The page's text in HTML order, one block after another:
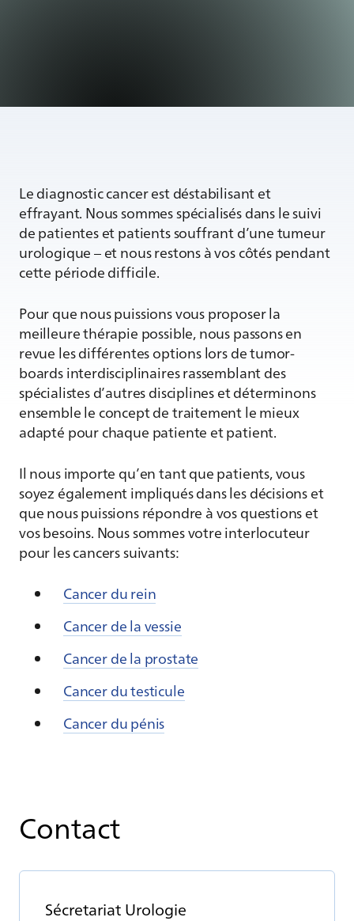
Le diagnostic cancer est déstabilisant et
effrayant. Nous sommes spécialisés dans le suivi
de patientes et patients souffrant d’une tumeur
urologique – et nous restons à vos côtés pendant
cette période difficile.
Pour que nous puissions vous proposer la
meilleure thérapie possible, nous passons en
revue les différentes options lors de tumor-
boards interdisciplinaires rassemblant des
spécialistes d’autres disciplines et déterminons
ensemble le concept de traitement le mieux
adapté pour chaque patiente et patient.
Il nous importe qu’en tant que patients, vous
soyez également impliqués dans les décisions et
que nous puissions répondre à vos questions et
vos besoins. Nous sommes votre interlocuteur
pour les cancers suivants:
Cancer du rein
Cancer de la vessie
Cancer de la prostate
Cancer du testicule
Cancer du pénis
Contact
Sé­cre­ta­riat Uro­lo­gie